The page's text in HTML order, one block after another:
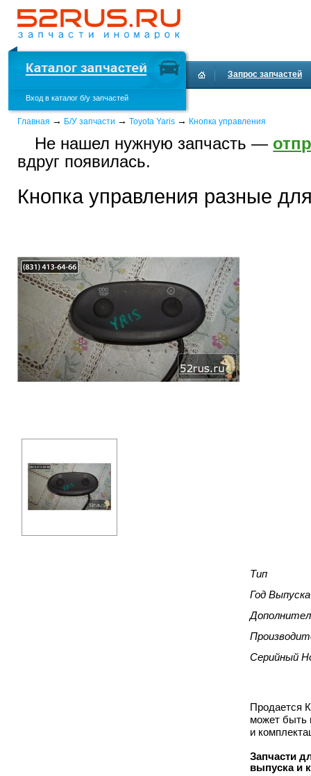
Вход в каталог б/у запчастей
Запрос запчастей
Главная → Б/У запчасти → Toyota Yaris → Кнопка управления
Не нашел нужную запчасть —
вдруг появилась.
Кнопка управления разные
Тип
Год Выпуска
Серийный
Продается
может быть
и
Запчасти
выпуска и